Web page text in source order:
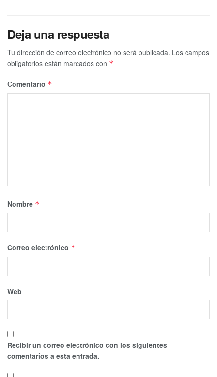
Deja una respuesta
Tu dirección de correo electrónico no será publicada. Los campos
obligatorios están marcados con *
Comentario *
Nombre *
Correo electrónico *
Web
Recibir un correo electrónico con los siguientes
comentarios a esta entrada.